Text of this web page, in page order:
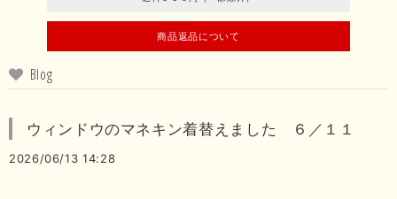
商品返品について
Blog
ウィンドウのマネキン着替えました ６／１１
2026/06/13 14:28